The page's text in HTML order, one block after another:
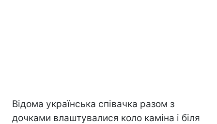
Відома українська співачка разом з
дочками влаштувалися коло каміна і біля